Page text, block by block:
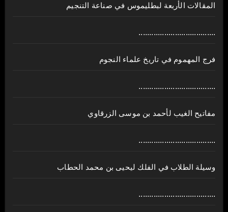
المقالات الأربعة لبطليموس في صناعة التنجيم
....................................
فرج المهموم في تاريخ علماء النجوم
....................................
مفاتيح الغيب لأحمد بن موسى الزرقاوي
....................................
وسيلة الطلاب في الفلك ليحيى بن محمد الحطاب
....................................